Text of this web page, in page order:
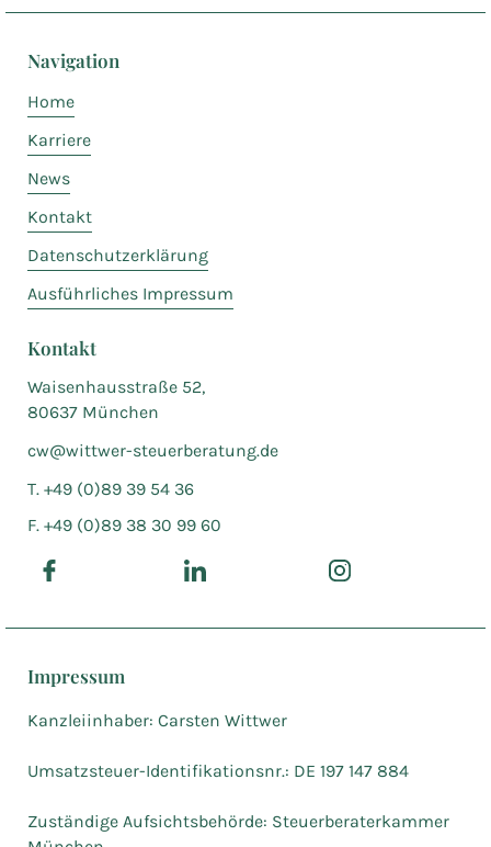
Navigation
Home
Karriere
News
Kontakt
Datenschutzerklärung
Ausführliches Impressum
Kontakt
Waisenhausstraße 52,
80637 München
cw@wittwer-steuerberatung.de
T. +49 (0)89 39 54 36
F. +49 (0)89 38 30 99 60
Impressum
Kanzleiinhaber: Carsten Wittwer
Umsatzsteuer-Identifikationsnr.: DE 197 147 884
Zuständige Aufsichtsbehörde: Steuerberaterkammer